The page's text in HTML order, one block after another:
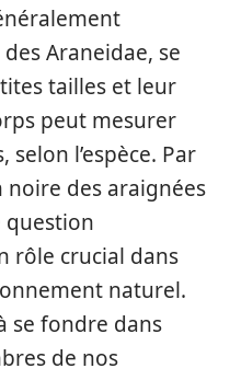
Araneidae, se
tailles et leur
peut mesurer
l’espèce. Par
des araignées
question
rôle crucial dans
naturel.
se fondre dans
de nos